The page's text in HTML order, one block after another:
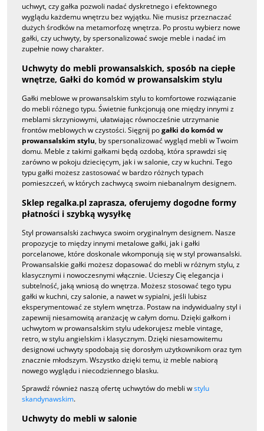
uchwyt, czy gałka pozwoli nadać dyskretnego i efektownego
wyglądu każdemu wnętrzu bez wyjątku. Nie musisz przeznaczać
dużych środków na metamorfozę wnętrza. Po prostu wybierz nowe
gałki, czy uchwyty, by spersonalizować swoje meble i nadać im
zupełnie nowy charakter.
Uchwyty do mebli prowansalskich, sposób na ciepłe
wnętrze, Gałki do komód w prowansalskim stylu
Gałki meblowe w prowansalskim stylu to komfortowe rozwiązanie
do mebli różnego typu. Świetnie funkcjonują one między innymi z
meblami skrzyniowymi, ułatwiając równocześnie utrzymanie
frontów meblowych w czystości. Sięgnij pogałki do komód w
prowansalskim stylu, by spersonalizować wygląd mebli w Twoim
domu. Meble z takimi gałkami będą ozdobą, która sprawdzi się
zarówno w pokoju dziecięcym, jak i w salonie, czy w kuchni. Tego
typu gałki możesz zastosować w bardzo różnych typach
pomieszczeń, w których zachwycą swoim niebanalnym designem.
Sklep regalka.pl zaprasza, oferujemy dogodne formy
płatności i szybką wysyłkę
Styl prowansalski zachwyca swoim oryginalnym designem. Nasze
propozycje to między innymi metalowe gałki, jak i gałki
porcelanowe, które doskonale wkomponują się w styl prowansalski.
Prowansalskie gałki możesz dopasować do mebli w różnym stylu, z
klasycznymi i nowoczesnymi włącznie. Ucieszy Cię elegancja i
subtelność, jaką wniosą do wnętrza. Możesz stosować tego typu
gałki w kuchni, czy salonie, a nawet w sypialni, jeśli lubisz
eksperymentować ze stylem wnętrza. Postaw na indywidualny styl i
zapewnij niesamowitą aranżację w całym domu. Dzięki gałkom i
uchwytom w prowansalskim stylu udekorujesz meble vintage,
retro, w stylu angielskim i klasycznym. Dzięki niesamowitemu
designowi uchwyty spodobają się dorosłym użytkownikom oraz tym
znacznie młodszym. Wszystko dzięki temu, iż meble nabiorą
nowego wyglądu i niecodziennego blasku.
Sprawdź również naszą ofertę uchwytów do mebli wstylu
skandynawskim.
Uchwyty do mebli w salonie